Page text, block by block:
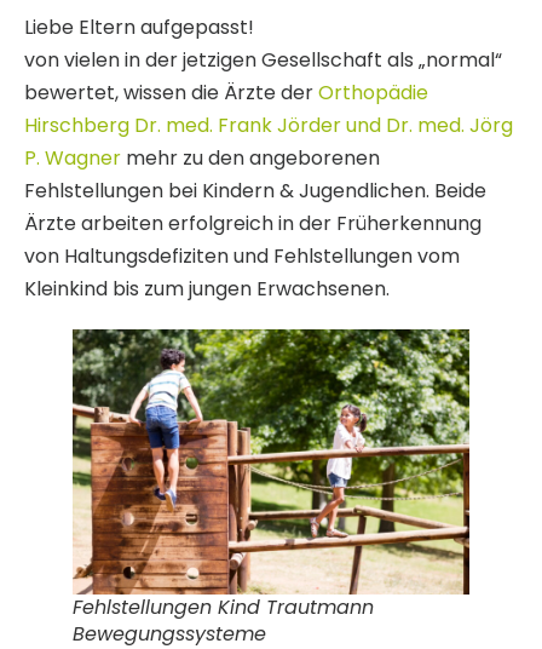
Liebe Eltern aufgepasst!
von vielen in der jetzigen Gesellschaft als „normal“
bewertet, wissen die Ärzte derOrthopädie
Hirschberg Dr. med. Frank Jörder und Dr. med. Jörg
P. Wagner mehr zu den angeborenen
Fehlstellungen bei Kindern & Jugendlichen. Beide
Ärzte arbeiten erfolgreich in der Früherkennung
von Haltungsdefiziten und Fehlstellungen vom
Kleinkind bis zum jungen Erwachsenen.
Fehlstellungen Kind Trautmann
Bewegungssysteme